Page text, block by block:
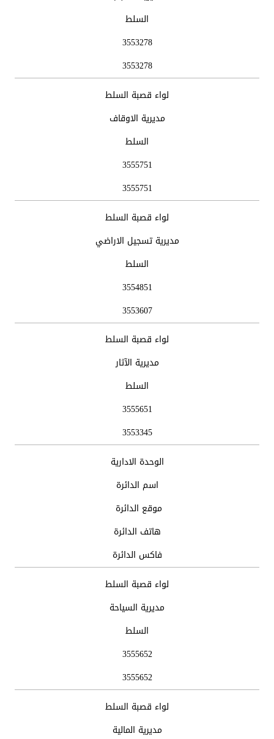
السلط
3553278
3553278
لواء قصبة السلط
مديرية الاوقاف
السلط
3555751
3555751
لواء قصبة السلط
مديرية تسجيل الاراضي
السلط
3554851
3553607
لواء قصبة السلط
مديرية الآثار
السلط
3555651
3553345
الوحدة الادارية
اسم الدائرة
موقع الدائرة
هاتف الدائرة
فاكس الدائرة
لواء قصبة السلط
مديرية السياحة
السلط
3555652
3555652
لواء قصبة السلط
مديرية المالية